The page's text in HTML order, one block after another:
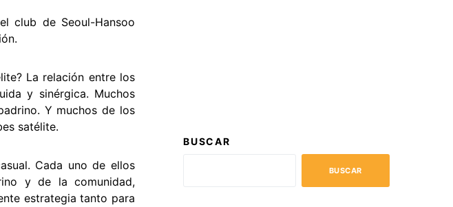
club de Seoul-Hansoo
La relación entre los
y sinérgica. Muchos
Y muchos de los
satélite.
Cada uno de ellos
y de la comunidad,
estrategia tanto para
BUSCAR
BUSCAR